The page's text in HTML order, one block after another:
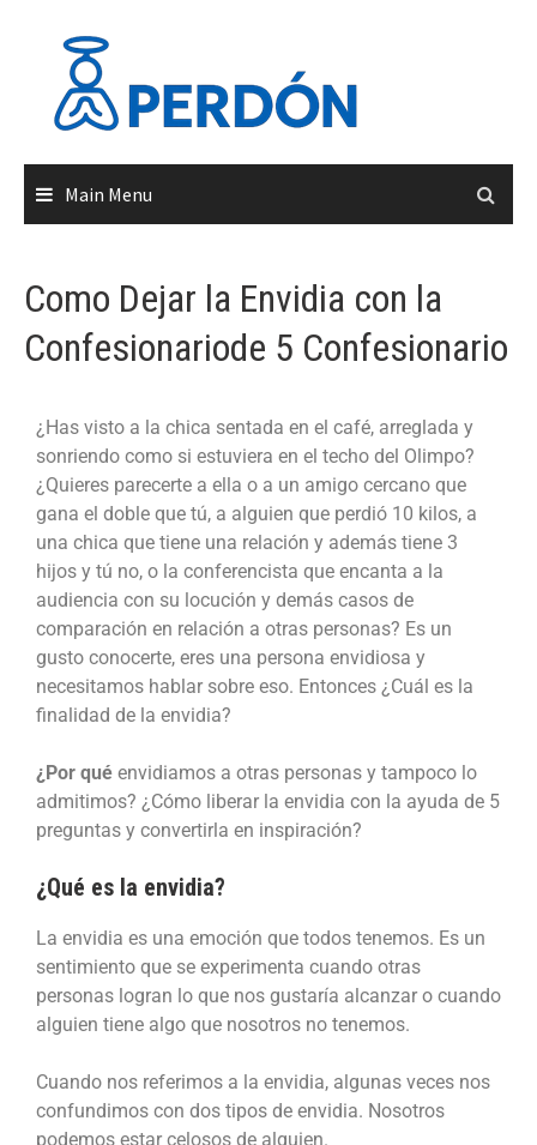
Main Menu
Como Dejar la Envidia con la
Confesionariode 5 Confesionario
¿Has visto a la chica sentada en el café, arreglada y
sonriendo como si estuviera en el techo del Olimpo?
¿Quieres parecerte a ella o a un amigo cercano que
gana el doble que tú, a alguien que perdió 10 kilos, a
una chica que tiene una relación y además tiene 3
hijos y tú no, o la conferencista que encanta a la
audiencia con su locución y demás casos de
comparación en relación a otras personas? Es un
gusto conocerte, eres una persona envidiosa y
necesitamos hablar sobre eso. Entonces ¿Cuál es la
finalidad de la envidia?
¿Por qué envidiamos a otras personas y tampoco lo
admitimos? ¿Cómo liberar la envidia con la ayuda de 5
preguntas y convertirla en inspiración?
¿Qué es la envidia?
La envidia es una emoción que todos tenemos. Es un
sentimiento que se experimenta cuando otras
personas logran lo que nos gustaría alcanzar o cuando
alguien tiene algo que nosotros no tenemos.
Cuando nos referimos a la envidia, algunas veces nos
confundimos con dos tipos de envidia. Nosotros
podemos estar celosos de alguien.